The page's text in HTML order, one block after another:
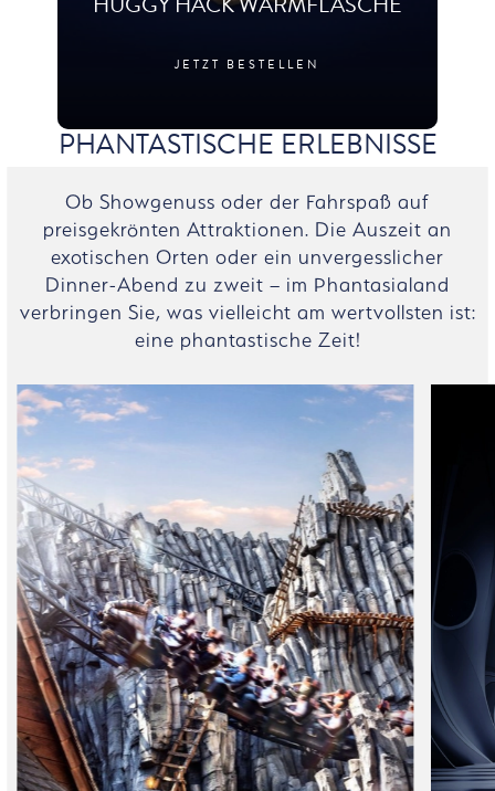
JETZT BESTELLEN
PHANTASTISCHE ERLEBNISSE
Ob Showgenuss oder der Fahrspaß auf
preisgekrönten Attraktionen. Die Auszeit an
exotischen Orten oder ein unvergesslicher
Dinner-Abend zu zweit – im Phantasialand
verbringen Sie, was vielleicht am wertvollsten ist:
eine phantastische Zeit!
Bildergalerie überspringen